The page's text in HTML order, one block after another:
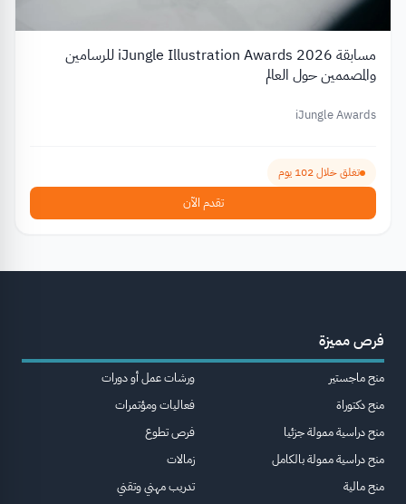
مسابقة iJungle Illustration Awards 2026 للرسامين
والمصممين حول العالم
iJungle Awards
تغلق خلال 102 يوم
تقدم الآن
فرص مميزة
منح ماجستير
منح دكتوراة
منح دراسية ممولة جزئيا
منح دراسية ممولة بالكامل
منح مالية
ورشات عمل أو دورات
فعاليات ومؤتمرات
فرص تطوع
زمالات
تدريب مهني وتقني